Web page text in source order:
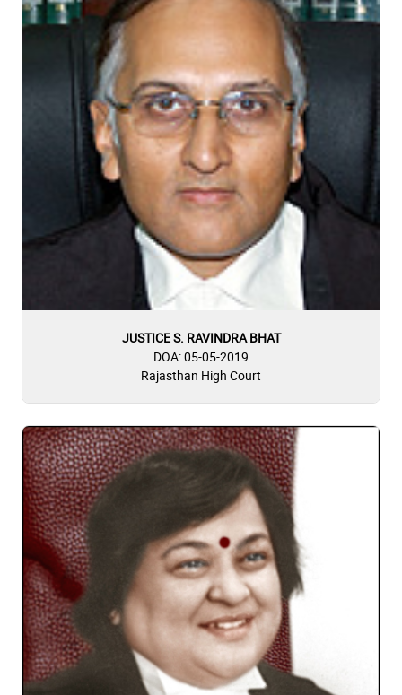
JUSTICE S. RAVINDRA BHAT
DOA: 05-05-2019
Rajasthan High Court